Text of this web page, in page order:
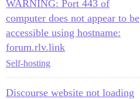
WARNING: Port 443 of
computer does not appear to be
accessible using hostname:
forum.rlv.link
Self-hosting
Discourse website not loading